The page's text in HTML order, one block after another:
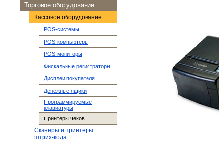
Торговое оборудование
Кассовое оборудование
POS-системы
POS-компьютеры
POS-мониторы
Фискальные регистраторы
Дисплеи покупателя
Денежные ящики
Программируемые
клавиатуры
Принтеры чеков
Сканеры и принтеры
штрих-кода